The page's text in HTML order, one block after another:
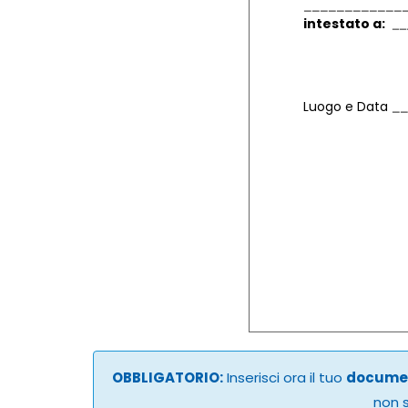
intestato a:
Luogo e Data
OBBLIGATORIO:Inserisci ora il tuo
non